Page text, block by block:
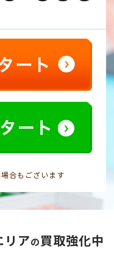
合もございます
リアの買取強化中